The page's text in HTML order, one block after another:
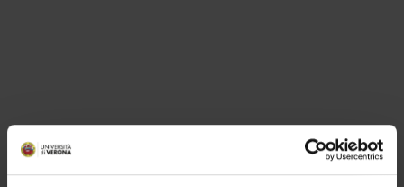
ORGANISATION